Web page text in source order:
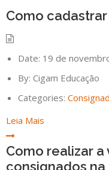
Como
Date: 19 de
By: Cigam Educação
Categories:
Leia Mais
Como realizar
consignados